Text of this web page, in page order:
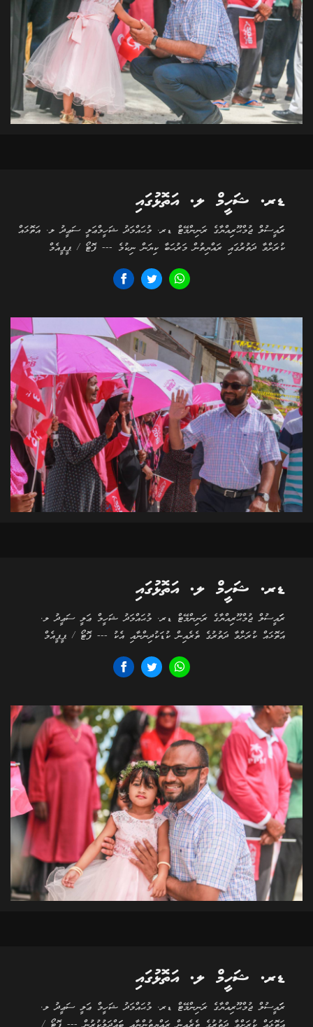
ޑރ. ޝަހީމް ލ. އަތޮޅުގައި
ރަަައީސުލް ޖުމްޙޫރިއްޔާގެ ރަނިންމޭޓް ޑރ. މުޙައްމަދު ޝަހީމްޢަލީ ސަޢީދު ލ. އަތޮޅައް
ކުރަށްވާ ދަތުރުގައި ރައްޔިތުން މަރުޙަބާ ކިޔަން ނިކުމެ --- ފޮޓޯ / ޕީޕީއެމް
ޑރ. ޝަހީމް ލ. އަތޮޅުގައި
ރަަައީސުލް ޖުމްޙޫރިއްޔާގެ ރަނިންމޭޓް ޑރ. މުޙައްމަދު ޝަހީމް ޢަލީ ސަޢީދު ލ.
އަތޮޅައް ކުރަށްވާ ދަތުރުގެ ތެރެއިން ކުޑަކުދިންނާއި އެކު --- ފޮޓޯ / ޕީޕީއެމް
ޑރ. ޝަހީމް ލ. އަތޮޅުގައި
ރަަައީސުލް ޖުމްޙޫރިއްޔާގެ ރަނިންމޭޓް ޑރ. މުޙައްމަދު ޝަހީމް ޢަލީ ސަޢީދު ލ.